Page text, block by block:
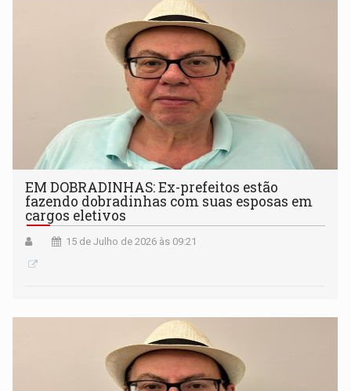
EM DOBRADINHAS: Ex-prefeitos estão
fazendo dobradinhas com suas esposas em
cargos eletivos
15 de Julho de 2026 às 09:21